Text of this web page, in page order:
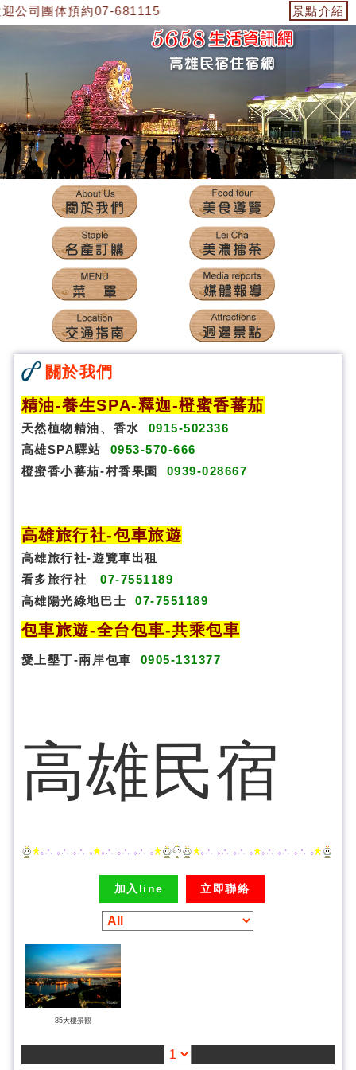
公司團体預約07-6811156古老客家菜，0952-382-567劉先
景點介紹
關於我們
精油-養生SPA-釋迦-橙蜜香蕃茄
天然植物精油、香水
0915-502336
高雄SPA驛站
0953-570-666
橙蜜香小蕃茄-村香果園
0939-028667
高雄旅行社-包車旅遊
高雄旅行社-遊覽車出租
看多旅行社
07-7551189
高雄陽光綠地巴士
07-7551189
包車旅遊-全台包車-共乘包車
愛上墾丁-兩岸包車 0905-131377
高雄民宿
加入line 立即聯絡
85大樓景觀